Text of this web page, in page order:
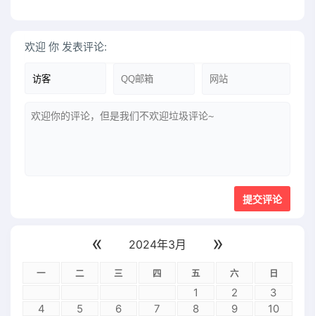
欢迎 你 发表评论:
« 2024年3月 »
一 二 三 四 五 六 日
1 2
3
4
5 6 7 8 9
10